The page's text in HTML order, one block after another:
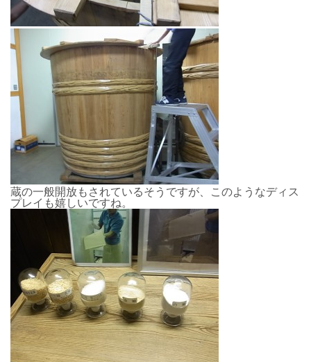
蔵の一般開放もされているそうですが、このようなディス
プレイも嬉しいですね。